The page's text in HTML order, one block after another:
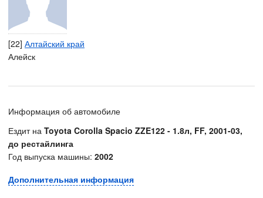
[22] Алтайский край
Алейск
Информация об автомобиле
Ездит на Toyota Corolla Spacio ZZE122 - 1.8л, FF, 2001-03,
до рестайлинга
Год выпуска машины: 2002
Дополнительная информация